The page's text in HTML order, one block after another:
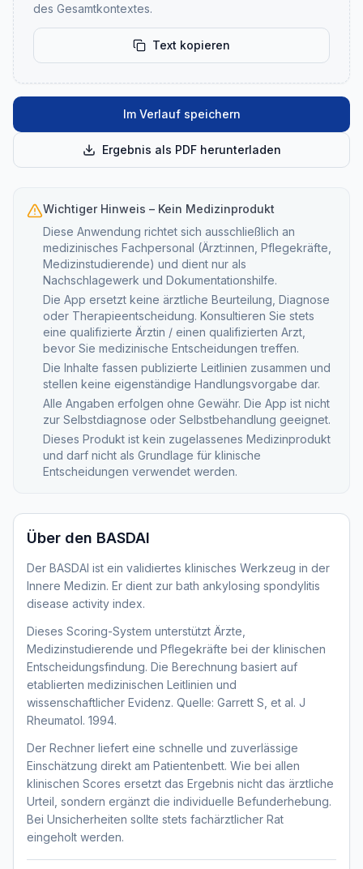
des Gesamtkontextes.
Text kopieren
Im Verlauf speichern
Ergebnis als PDF herunterladen
Wichtiger Hinweis – Kein Medizinprodukt
Diese Anwendung richtet sich ausschließlich an
medizinisches Fachpersonal (Ärzt:innen, Pflegekräfte,
Medizinstudierende) und dient nur als
Nachschlagewerk und Dokumentationshilfe.
Die App ersetzt keine ärztliche Beurteilung, Diagnose
oder Therapieentscheidung. Konsultieren Sie stets
eine qualifizierte Ärztin / einen qualifizierten Arzt,
bevor Sie medizinische Entscheidungen treffen.
Die Inhalte fassen publizierte Leitlinien zusammen und
stellen keine eigenständige Handlungsvorgabe dar.
Alle Angaben erfolgen ohne Gewähr. Die App ist nicht
zur Selbstdiagnose oder Selbstbehandlung geeignet.
Dieses Produkt ist kein zugelassenes Medizinprodukt
und darf nicht als Grundlage für klinische
Entscheidungen verwendet werden.
Über den BASDAI
Der BASDAI ist ein validiertes klinisches Werkzeug in der
Innere Medizin. Er dient zur bath ankylosing spondylitis
disease activity index.
Dieses Scoring-System unterstützt Ärzte,
Medizinstudierende und Pflegekräfte bei der klinischen
Entscheidungsfindung. Die Berechnung basiert auf
etablierten medizinischen Leitlinien und
wissenschaftlicher Evidenz. Quelle: Garrett S, et al. J
Rheumatol. 1994.
Der Rechner liefert eine schnelle und zuverlässige
Einschätzung direkt am Patientenbett. Wie bei allen
klinischen Scores ersetzt das Ergebnis nicht das ärztliche
Urteil, sondern ergänzt die individuelle Befunderhebung.
Bei Unsicherheiten sollte stets fachärztlicher Rat
eingeholt werden.